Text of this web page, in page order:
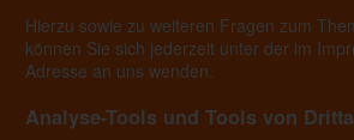
Hierzu sowie zu weiteren Fragen zum
können Sie sich jederzeit unter der im
Adresse an uns wenden.
Analyse-Tools und Tools von